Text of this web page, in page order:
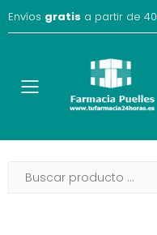
Envíos gratis a partir de
Toggle